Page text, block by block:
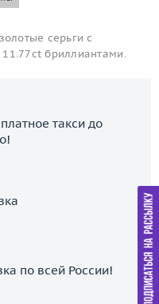
серьги с
бриллиантами.
такси до
по всей России!